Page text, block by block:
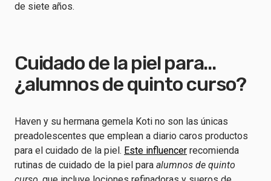
de siete años.
Cuidado de la piel para...
¿alumnos de quinto curso?
Haven y su hermana gemela Koti no son las únicas
preadolescentes que emplean a diario caros productos
para el cuidado de la piel. Este influencer recomienda
rutinas de cuidado de la piel para alumnos de quinto